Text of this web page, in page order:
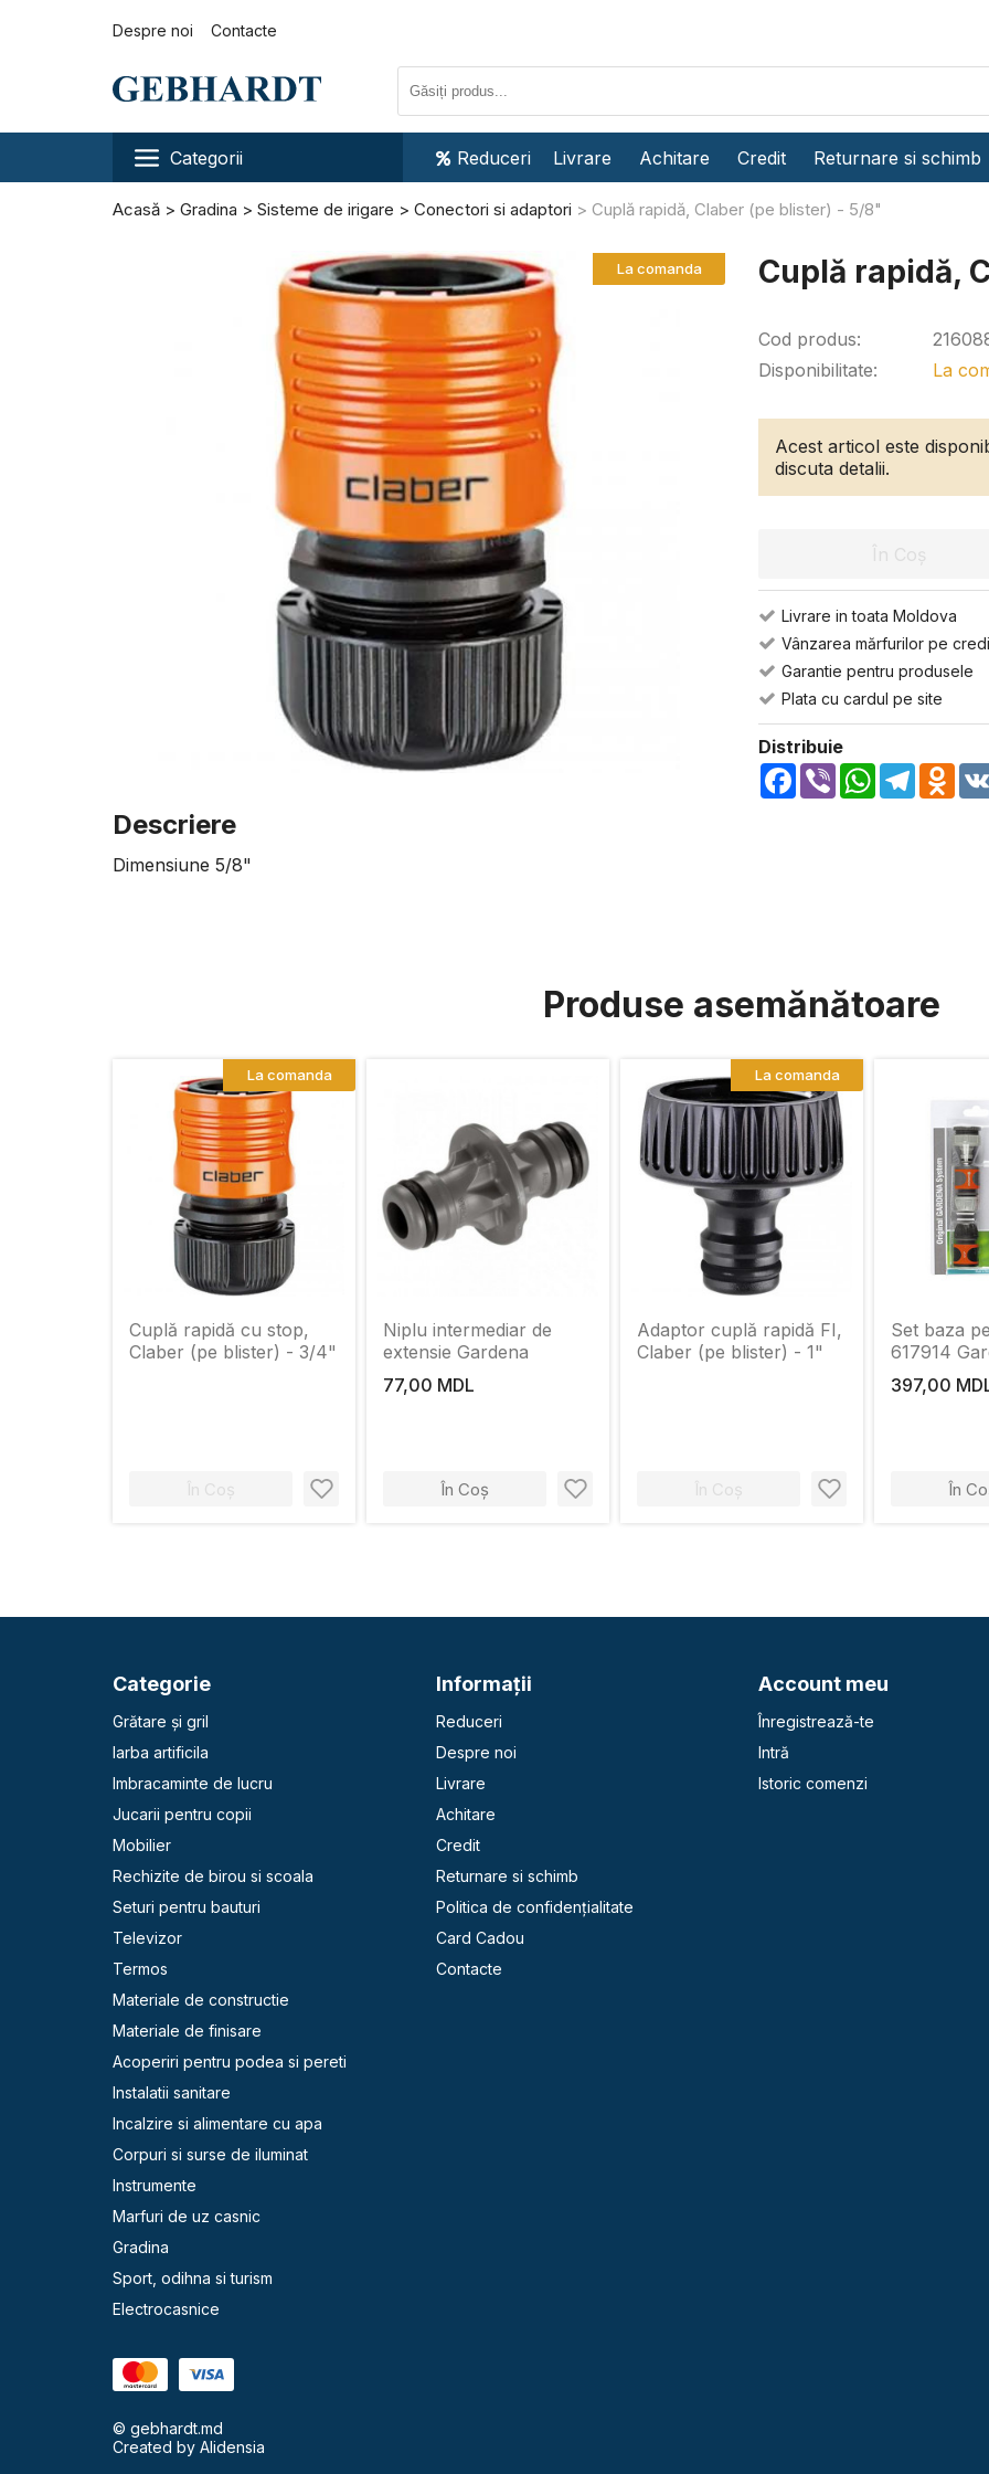
Despre noi Contacte
Categorii Reduceri Livrare Achitare Credit Returnare si schimb
Acasă Gradina Sisteme de irigare Conectori si adaptori Cuplă rapidă, Claber (pe blister) - 5/8"
La comanda
Descriere
Dimensiune 5/8"
Cuplă rapidă,
Cod produs:
Disponibilitate:
La
Acest articol este
discuta detalii.
În Coș
Livrare in toata Moldova
Vânzarea mărfurilor pe
Garantie pentru produsele
Plata cu cardul pe site
Distribuie
Facebook
Viber WhatsApp
Telegram
Produse asemănătoare
Cuplă rapidă cu stop,
Claber (pe blister) - 3/4"
În Coș
La comanda
Niplu intermediar de
extensie Gardena
77,00 MDL
În Coș
Adaptor cuplă rapidă FI,
Claber (pe blister) - 1"
În Coș
La comanda
Set baza
617914
397,00
În
Categorie
Grătare și gril
Iarba artificila
Imbracaminte de lucru
Jucarii pentru copii
Mobilier
Rechizite de birou si scoala
Seturi pentru bauturi
Televizor
Termos
Materiale de constructie
Materiale de finisare
Acoperiri pentru podea si pereti
Instalatii sanitare
Incalzire si alimentare cu apa
Corpuri si surse de iluminat
Instrumente
Marfuri de uz casnic
Gradina
Sport, odihna si turism
Electrocasnice
Informaţii
Reduceri
Despre noi
Livrare
Achitare
Credit
Returnare si schimb
Politica de confidențialitate
Card Cadou
Contacte
Account meu
Înregistrează-te
Intră
Istoric comenzi
© gebhardt.md
Created by Alidensia